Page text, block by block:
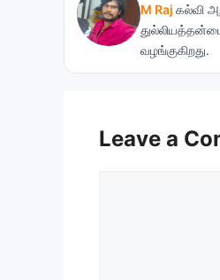
M Raj கல்வி
வழங்குகிறது.
Leave a